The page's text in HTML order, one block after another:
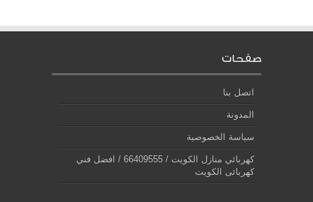
صفحات
اتصل بنا
المدونة
سياسة الخصوصية
كهربائي منازل الكويت / 66409555 / افضل فني
كهربائى الكويت